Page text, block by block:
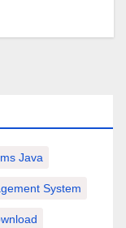
Java
System